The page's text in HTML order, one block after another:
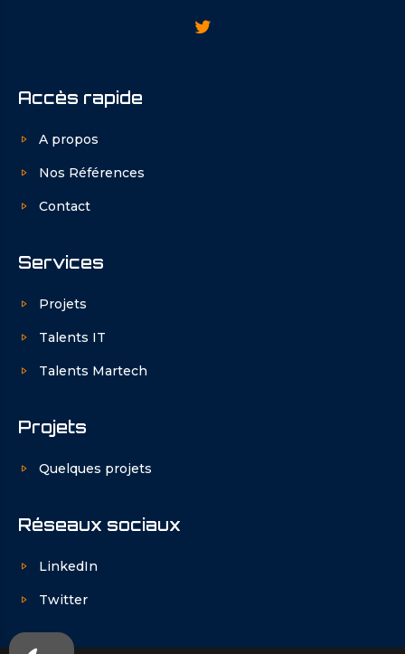
Accès rapide
A propos
Nos Références
Contact
Services
Projets
Talents IT
Talents Martech
Projets
Quelques projets
Réseaux sociaux
LinkedIn
Twitter